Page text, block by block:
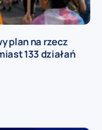
plan na rzecz
133 działań